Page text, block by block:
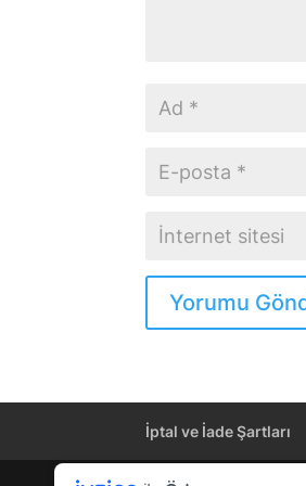
Yorumu
İptal ve İade Şartları